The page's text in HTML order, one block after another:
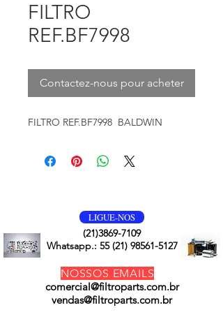
FILTRO
REF.BF7998
Contactez-nous pour acheter
FILTRO REF.BF7998 BALDWIN
LIGUE-NOS
(21)3869-7109
Whatsapp.: 55 (21) 98561-5127
NOSSOS EMAILS
comercial@filtroparts.com.br
vendas@filtroparts.com.br